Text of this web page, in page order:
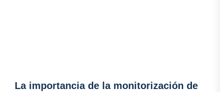
La importancia de la monitorización de